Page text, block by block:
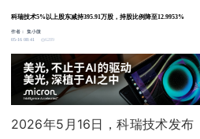
科瑞技术5%以上股东减持395.91万股，持股比例降至12.9953%
作者：集小微
05-16 08:41
6289
2026年5月16日，科瑞技术发布